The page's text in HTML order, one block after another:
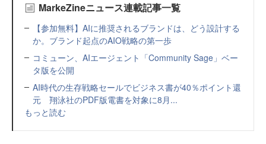
MarkeZineニュース連載記事一覧
【参加無料】AIに推奨されるブランドは、どう設計する
か。ブランド起点のAIO戦略の第一歩
コミューン、AIエージェント「Community Sage」ベー
タ版を公開
AI時代の生存戦略セールでビジネス書が40％ポイント還
元 翔泳社のPDF版電書を対象に8月...
もっと読む